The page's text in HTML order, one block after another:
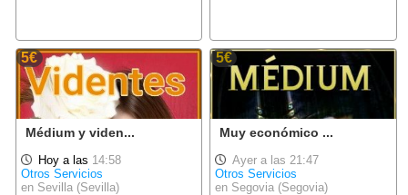
5€
Médium y viden...
Hoy a las 14:58
Otros Servicios
en Sevilla (Sevilla)
5€
Muy económico ...
Ayer a las 21:47
Otros Servicios
en Segovia (Segovia)